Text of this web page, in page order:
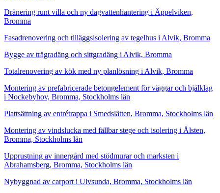
Dränering runt villa och ny dagvattenhantering i Äppelviken,
Bromma
Fasadrenovering och tilläggsisolering av tegelhus i Alvik, Bromma
Bygge av trägradäng och sittgradäng i Alvik, Bromma
Totalrenovering av kök med ny planlösning i Alvik, Bromma
Montering av prefabricerade betongelement för väggar och bjälklag
i Nockebyhov, Bromma, Stockholms län
Plattsättning av entrétrappa i Smedslätten, Bromma, Stockholms län
Montering av vindslucka med fällbar stege och isolering i Ålsten,
Bromma, Stockholms län
Upprustning av innergård med stödmurar och marksten i
Abrahamsberg, Bromma, Stockholms län
Nybyggnad av carport i Ulvsunda, Bromma, Stockholms län